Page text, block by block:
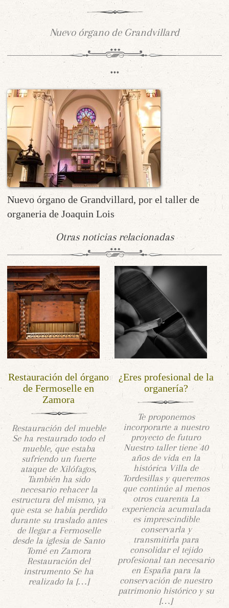
Nuevo órgano de Grandvillard
Nuevo órgano de Grandvillard, por el taller de
organeria de Joaquin Lois
Otras noticias relacionadas
Restauración del órgano
de Fermoselle en
Zamora
Restauración del mueble
Se ha restaurado todo el
mueble, que estaba
sufriendo un fuerte
ataque de Xilófagos,
También ha sido
necesario rehacer la
estructura del mismo, ya
que esta se había perdido
durante su traslado antes
de llegar a Fermoselle
desde la iglesia de Santo
Tomé en Zamora
Restauración del
instrumento Se ha
realizado la […]
¿Eres profesional de la
organería?
Te proponemos
incorporarte a nuestro
proyecto de futuro
Nuestro taller tiene 40
años de vida en la
histórica Villa de
Tordesillas y queremos
que continúe al menos
otros cuarenta La
experiencia acumulada
es imprescindible
conservarla y
transmitirla para
consolidar el tejido
profesional tan necesario
en España para la
conservación de nuestro
patrimonio histórico y su
[…]